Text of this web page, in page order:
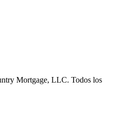
Mortgage, LLC. Todos los